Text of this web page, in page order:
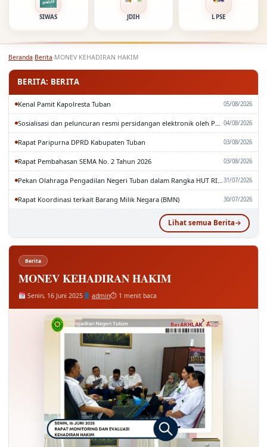
SIWAS JDIH LPSE
Beranda›Berita›MONEV KEHADIRAN HAKIM
BERITA: BERITA
Rapat Koordinasi terkait Barang Milik Negara (BMN) 30/07/2026
Lihat semua Berita
Berita
MONEV KEHADIRAN HAKIM
Senin, 16 Juni 2025 admin⏱ 1 menit baca